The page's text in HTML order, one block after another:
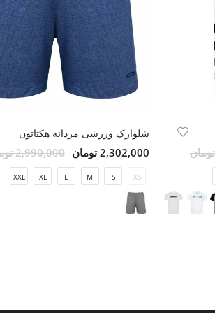
شلوارک ورزشی مردانه هکتاتون
2,302,000 تومان 2,990,000 تومان
XS
S
M
L
XL
XXL